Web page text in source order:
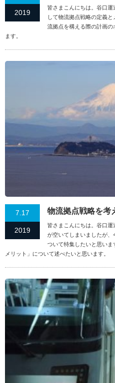
2019
皆さまこんにちは。谷口
して物流拠点戦略の定義
流拠点を構える際の計画
ます。
7.17
2019
物流拠点戦略を考
皆さまこんにちは。谷口
が空いてしまいましたが
ついて特集したいと思いま
メリット」について述べたいと思います。